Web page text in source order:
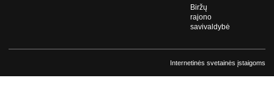
Biržų
rajono
savivaldybė
Internetinės svetainės įstaigoms